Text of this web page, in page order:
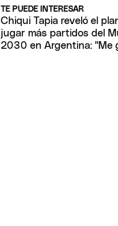
TE PUEDE INTERESAR
Chiqui Tapia reveló el
jugar más partidos del
2030 en Argentina: "Me